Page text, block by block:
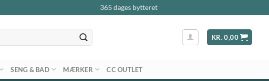
365 dages bytteret
KR.0,00
SENG & BAD MÆRKER CC OUTLET